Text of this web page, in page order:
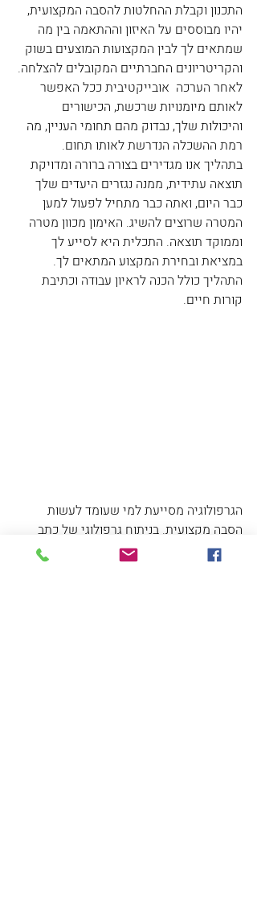
התכנון וקבלת ההחלטות להסבה המקצועית,
יהיו מבוססים על האיזון וההתאמה בין מה
שמתאים לך לבין המקצועות המוצעים בשוק
והקריטריונים החברתיים המקובלים להצלחה.
לאחר הערכה  אובייקטיבית ככל האפשר
לאותם מיומנויות שרכשת, הכישורים
והיכולות שלך, נבדוק מהם תחומי העניין, מה
רמת ההשכלה הנדרשת לאותו תחום.
בתהליך אנו מגדירים בצורה ברורה ומדויקת
תוצאה עתידית, ממנה נגזרים היעדים שלך
כבר היום, ואתה כבר מתחיל לפעול למען
המטרה שרוצים להשיג. האימון מכוון מטרה
וממוקד תוצאה. התכלית היא לסייע לך
במציאת ובחירת המקצוע המתאים לך.
התהליך כולל הכנה לראיון עבודה וכתיבת
קורות חיים.
הגרפולוגיה מסייעת למי שעומד לעשות
הסבה מקצועית. בניתוח גרפולוגי של כתב
היד, ניתן ללמוד על  אופיו של האדם בצורה
יעילה מדויקת ומהירה. ניתן לחשוף כישורים,